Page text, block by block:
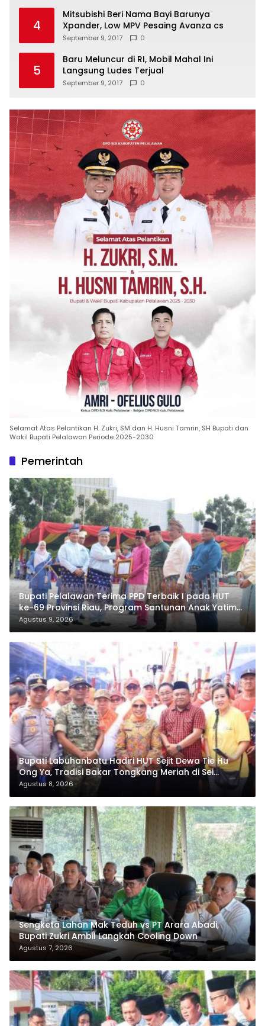
4
Mitsubishi Beri Nama Bayi Barunya
Xpander, Low MPV Pesaing Avanza cs
September 9, 2017 0
5
Baru Meluncur di RI, Mobil Mahal Ini
Langsung Ludes Terjual
September 9, 2017 0
Selamat Atas Pelantikan H. Zukri, SM dan H. Husni Tamrin, SH Bupati dan
Wakil Bupati Pelalawan Periode 2025-2030
Pemerintah
Bupati Pelalawan Terima PPD Terbaik I pada HUT
ke-69 Provinsi Riau, Program Santunan Anak Yatim
Jadi Sorotan
Agustus 9, 2026
Bupati Labuhanbatu Hadiri HUT Sejit Dewa Tie Hu
Ong Ya, Tradisi Bakar Tongkang Meriah di Sei
Berombang
Agustus 8, 2026
Sengketa Lahan Mak Teduh vs PT Arara Abadi,
Bupati Zukri Ambil Langkah Cooling Down
Agustus 7, 2026